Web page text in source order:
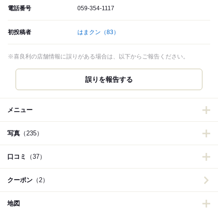
電話番号 059-354-1117
初投稿者 はまクン （83）
※喜良利の店舗情報に誤りがある場合は、以下からご報告ください。
誤りを報告する
メニュー
写真 （235）
口コミ （37）
クーポン （2）
地図